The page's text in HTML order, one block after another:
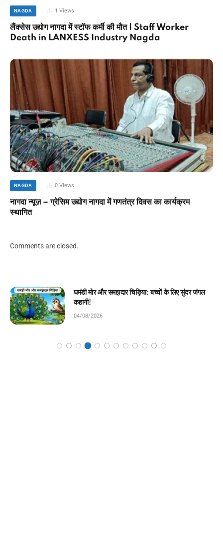
NAGDA 1 Views
लैंक्सेस उद्योग नागदा में स्टॉफ कर्मी की मौत | Staff Worker
Death in LANXESS Industry Nagda
NAGDA 0 Views
नागदा न्यूज़ – ग्रेसिम उद्योग नागदा में गणतंत्र दिवस का कार्यक्रम
स्थागित
Comments are closed.
चिराग की ईमानदारी: बच्चों के लिए प्रेरणादायक बाल कहानी!
04/08/2026